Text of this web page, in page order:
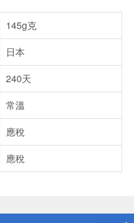
145g克
日本
240天
常溫
應稅
應稅